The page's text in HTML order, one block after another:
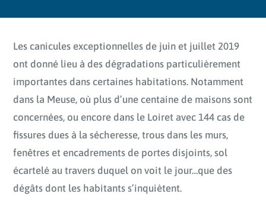
Les canicules exceptionnelles de juin et juillet 2019
ont donné lieu à des dégradations particulièrement
importantes dans certaines habitations. Notamment
dans la Meuse, où plus d’une centaine de maisons sont
concernées, ou encore dans le Loiret avec 144 cas de
fissures dues à la sécheresse, trous dans les murs,
fenêtres et encadrements de portes disjoints, sol
écartelé au travers duquel on voit le jour…que des
dégâts dont les habitants s’inquiètent.